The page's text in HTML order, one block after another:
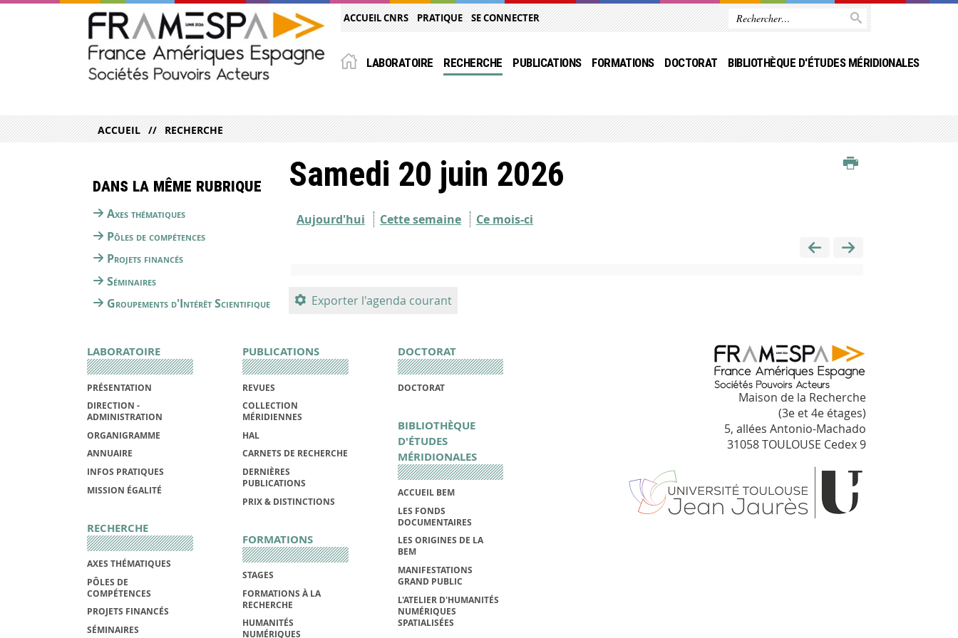
ACCUEIL CNRS PRATIQUE SE CONNECTER
LABORATOIRE RECHERCHE PUBLICATIONS FORMATIONS DOCTORAT BIBLIOTHÈQUE D'ÉTUDES MÉRIDIONALES
ACCUEIL RECHERCHE
Samedi 20 juin 2026
Aujourd'hui Cette semaine Ce mois-ci
Exporter l'agenda courant
Dans la même rubrique
Axes thématiques
Pôles de compétences
Projets financés
Séminaires
Groupements d'Intérêt Scientifique
LABORATOIRE
PRÉSENTATION
DIRECTION -
ADMINISTRATION
ORGANIGRAMME
ANNUAIRE
INFOS PRATIQUES
MISSION ÉGALITÉ
RECHERCHE
AXES THÉMATIQUES
PÔLES DE
COMPÉTENCES
PROJETS FINANCÉS
SÉMINAIRES
PUBLICATIONS
REVUES
COLLECTION
MÉRIDIENNES
HAL
CARNETS DE RECHERCHE
DERNIÈRES
PUBLICATIONS
PRIX & DISTINCTIONS
FORMATIONS
STAGES
FORMATIONS À LA
RECHERCHE
HUMANITÉS
NUMÉRIQUES
DOCTORAT
DOCTORAT
BIBLIOTHÈQUE
D'ÉTUDES
MÉRIDIONALES
ACCUEIL BEM
LES FONDS
DOCUMENTAIRES
LES ORIGINES DE LA
BEM
MANIFESTATIONS
GRAND PUBLIC
L'ATELIER D'HUMANITÉS
NUMÉRIQUES
SPATIALISÉES
Maison de la Recherche
(3e et 4e étages)
5, allées Antonio-Machado
31058 TOULOUSE Cedex 9